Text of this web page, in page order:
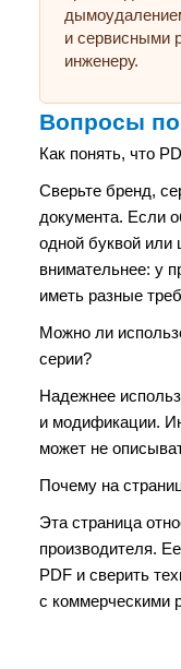
и сервисными
инженеру.
Вопросы по
Как понять, что
Сверьте бренд,
документа. Если
одной буквой или
внимательнее: у
иметь разные
Можно ли
серии?
Надежнее
и модификации.
может не
Почему на
Эта страница
производителя.
PDF и сверить
с коммерческими